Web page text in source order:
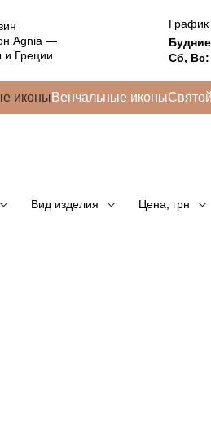
График
Сб, Вс:
иконыВенчальные иконы
Вид изделия Цена, грн